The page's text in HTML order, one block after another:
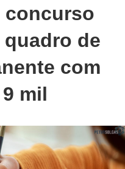
concurso
de
com
mil